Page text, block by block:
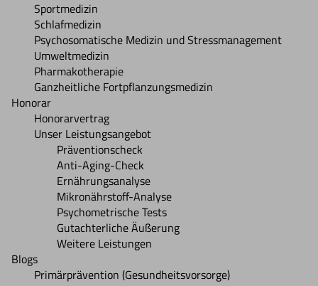
Sportmedizin
Schlafmedizin
Psychosomatische Medizin und Stressmanagement
Umweltmedizin
Pharmakotherapie
Ganzheitliche Fortpflanzungsmedizin
Honorar
Honorarvertrag
Unser Leistungsangebot
Präventionscheck
Anti-Aging-Check
Ernährungsanalyse
Mikronährstoff-Analyse
Psychometrische Tests
Gutachterliche Äußerung
Weitere Leistungen
Blogs
Primärprävention (Gesundheitsvorsorge)